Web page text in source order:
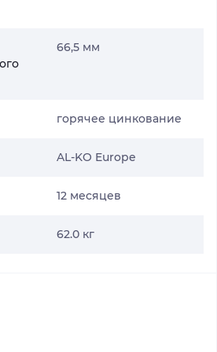
66,5 мм
горячее цинкование
AL-KO Europe
12 месяцев
62.0 кг